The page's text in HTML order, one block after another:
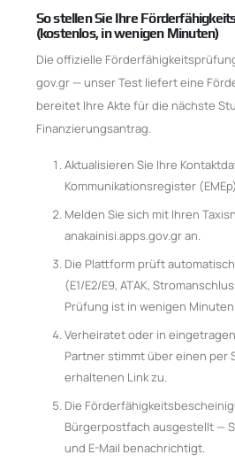
So stellen Sie Ihre
(kostenlos, in wenigen Minuten)
Die offizielle
gov.gr — unser Test liefert eine
bereitet Ihre Akte für die nächste
Finanzierungsantrag.
Aktualisieren Sie Ihre
Kommunikationsregister (EMEp).
Melden Sie sich mit Ihren
anakainisi.apps.gov.gr an.
Die Plattform prüft
(E1/E2/E9, ATAK,
Prüfung ist in wenigen
Verheiratet oder in
Partner stimmt über einen per
erhaltenen Link zu.
Die
Bürgerpostfach ausgestellt —
und E-Mail benachrichtigt.